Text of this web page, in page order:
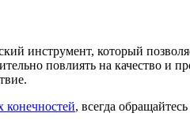
инструмент, который
повлиять на качество и
конечностей, всегда